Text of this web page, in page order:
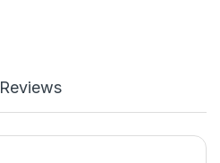
Reviews